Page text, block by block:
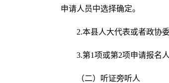
申请人员中选择确定。
2.本县人大代表或者政协
3.第1项或第2项申请报名
（二）听证旁听人